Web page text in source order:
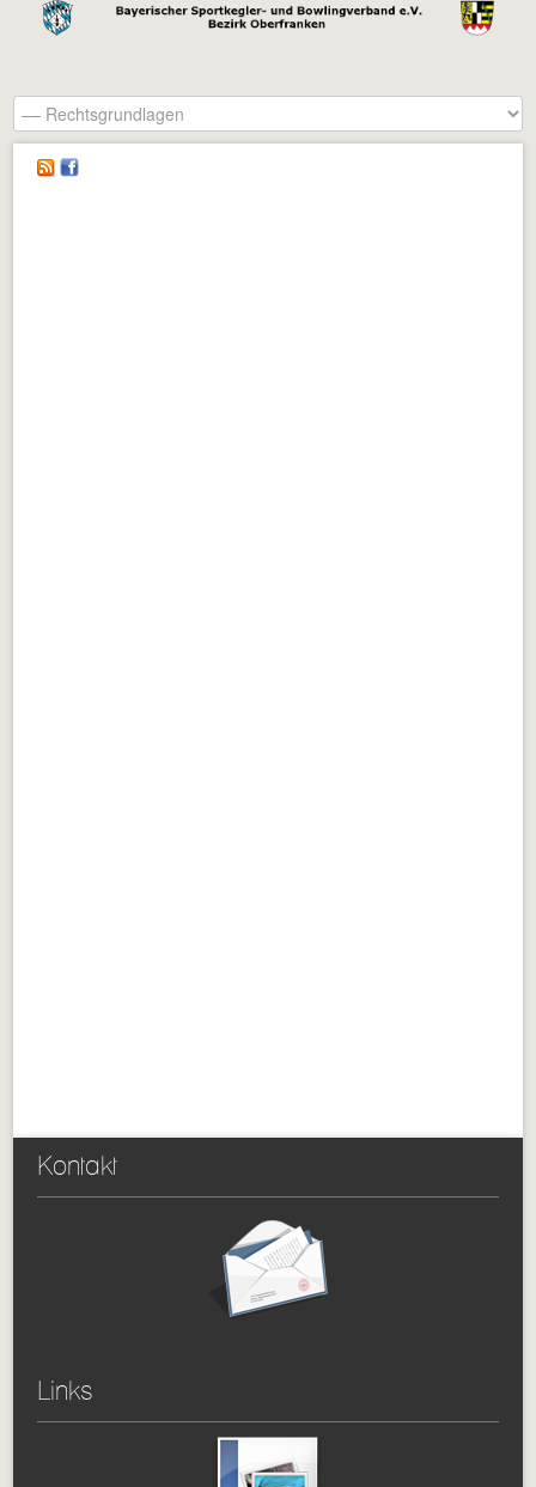
Kontakt
Links